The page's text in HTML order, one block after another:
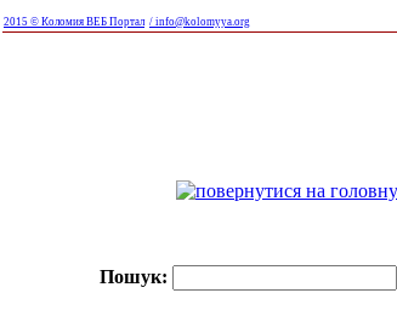
2015 © Коломия ВЕБ Портал / info@kolomyya.org
Пошук: